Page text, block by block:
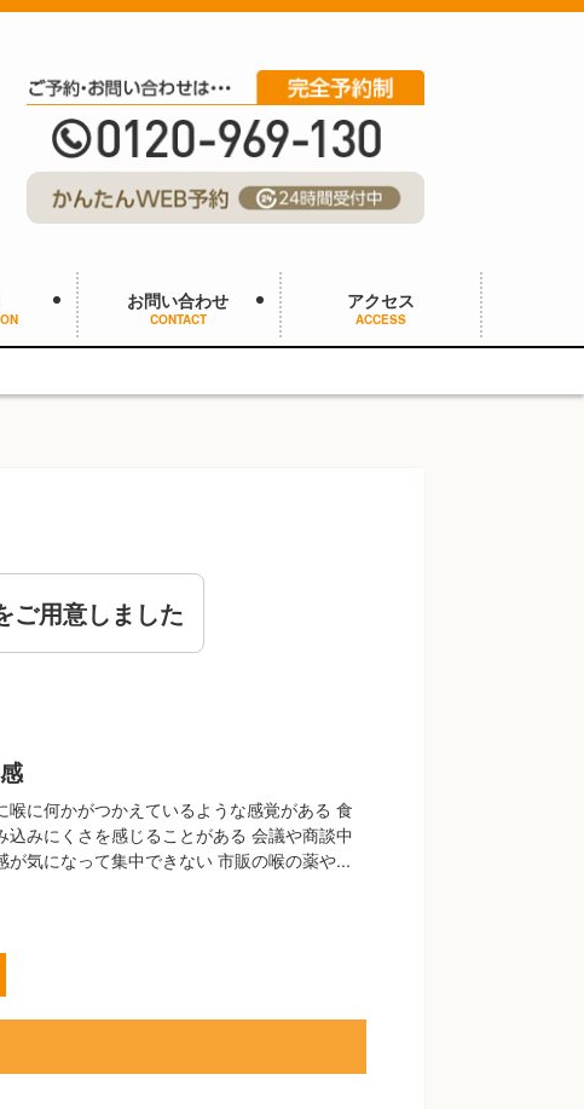
お問い合わせ
CONTACT
アクセス
ACCESS
ご用意しました
喉に何かがつかえているような感覚がある 食
込みにくさを感じることがある 会議や商談中
が気になって集中できない 市販の喉の薬や...